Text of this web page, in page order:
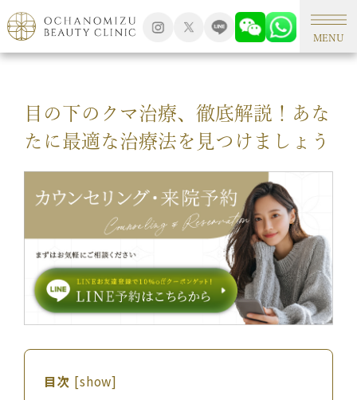
MENU
TOP 形成外科手術
目の下のクマ治療、徹底解説！あな
たに最適な治療法を見つけましょう
目次 [show]